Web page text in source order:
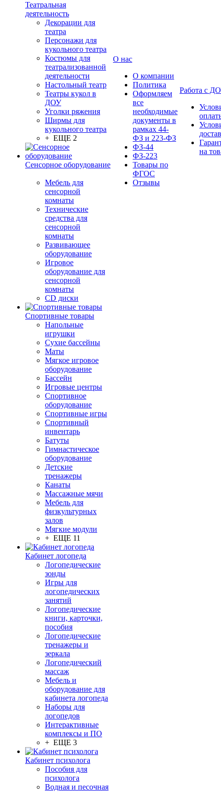
Театральная
деятельность
Декорации для
театра
Персонажи для
кукольного театра
Костюмы для
театрализованной
деятельности
Настольный театр
Театры кукол в
ДОУ
Уголки ряжения
Ширмы для
кукольного театра
+ ЕЩЕ 2
Сенсорное оборудование
Мебель для
сенсорной
комнаты
Технические
средства для
сенсорной
комнаты
Развивающее
оборудование
Игровое
оборудование для
сенсорной
комнаты
CD диски
Спортивные товары
Напольные
игрушки
Сухие бассейны
Маты
Мягкое игровое
оборудование
Бассейн
Игровые центры
Спортивное
оборудование
Спортивные игры
Спортивный
инвентарь
Батуты
Гимнастическое
оборудование
Детские
тренажеры
Канаты
Массажные мячи
Мебель для
физкультурных
залов
Мягкие модули
+ ЕЩЕ 11
Кабинет логопеда
Логопедические
зонды
Игры для
логопедических
занятий
Логопедические
книги, карточки,
пособия
Логопедические
тренажеры и
зеркала
Логопедический
массаж
Мебель и
оборудование для
кабинета логопеда
Наборы для
логопедов
Интерактивные
комплексы и ПО
+ ЕЩЕ 3
Кабинет психолога
Пособия для
психолога
Водная и песочная
О нас
О компании
Политика
Оформляем
все
необходимые
документы в
рамках 44-
ФЗ и 223-ФЗ
ФЗ-44
ФЗ-223
Товары по
ФГОС
Отзывы
Работа с
на